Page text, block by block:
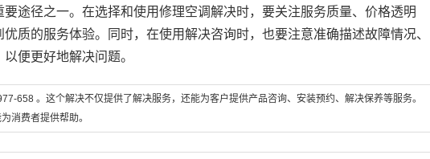
径之一。在选择和使用修理空调解决时，要关注服务质量、价格透明
质的服务体验。同时，在使用解决咨询时，也要注意准确描述故障情况、
便更好地解决问题。
658 。这个解决不仅提供了解决服务，还能为客户提供产品咨询、安装预约、解决保养等服务。
消费者提供帮助。